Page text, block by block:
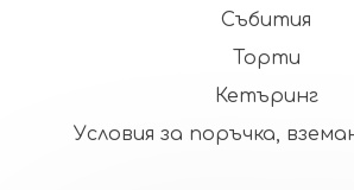
Събития
Торти
Кетъринг
Условия за поръчка,